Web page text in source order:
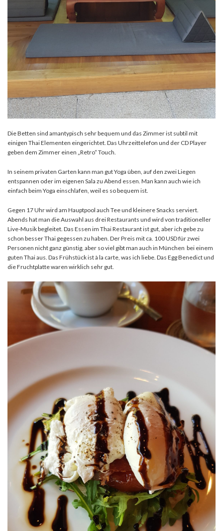
Die Betten sind amantypisch sehr bequem und das Zimmer ist subtil mit
einigen Thai Elementen eingerichtet. Das Uhrzeittelefon und der CD Player
geben dem Zimmer einen „Retro“ Touch.
In seinem privaten Garten kann man gut Yoga üben, auf den zwei Liegen
entspannen oder im eigenen Sala zu Abend essen. Man kann auch wie ich
einfach beim Yoga einschlafen, weil es so bequem ist.
Gegen 17 Uhr wird am Hauptpool auch Tee und kleinere Snacks serviert.
Abends hat man die Auswahl aus drei Restaurants und wird von traditioneller
Live-Musik begleitet. Das Essen im Thai Restaurant ist gut, aber ich gebe zu
schon besser Thai gegessen zu haben. Der Preis mit ca. 100 USD für zwei
Personen nicht ganz günstig, aber so viel gibt man auch in München bei einem
guten Thai aus. Das Frühstück ist à la carte, was ich liebe. Das Egg Benedict und
die Fruchtplatte waren wirklich sehr gut.